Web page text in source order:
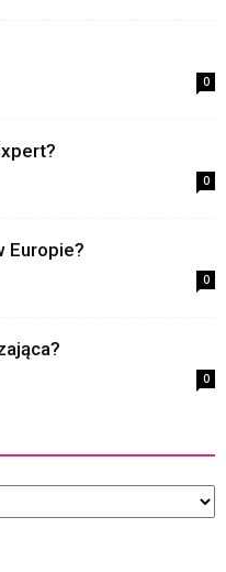
0
0
Europie?
0
0